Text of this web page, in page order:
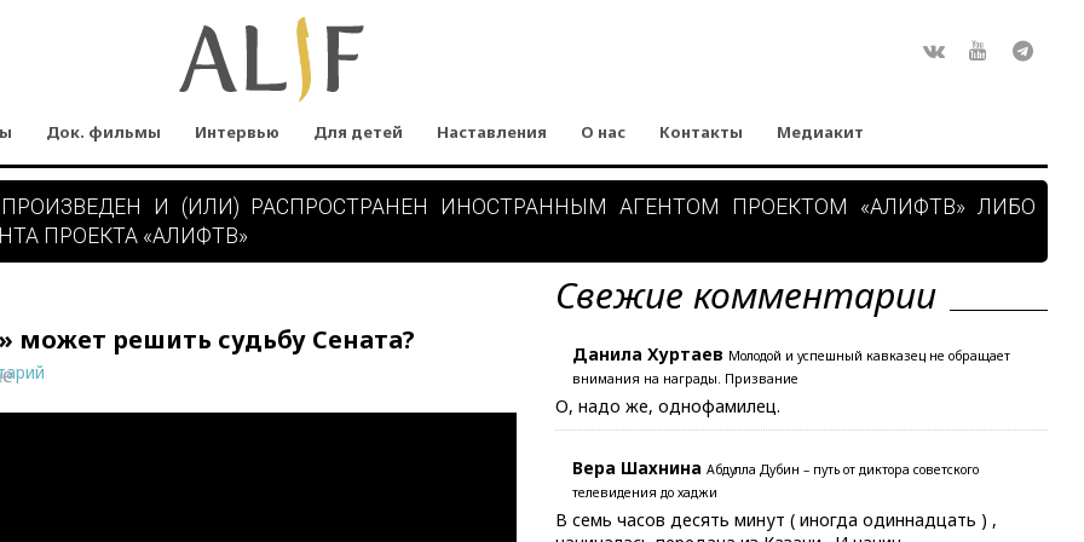
Док. фильмы Интервью Для детей Наставления О нас Контакты Медиакит
И (ИЛИ) РАСПРОСТРАНЕН ИНОСТРАННЫМ АГЕНТОМ ПРОЕКТОМ «АЛИФТВ» ЛИБО
ПРОЕКТА «АЛИФТВ»
может решить судьбу Сената?
Свежие комментарии
Данила Хуртаев Молодой и успешный кавказец не обращает
внимания на награды. Призвание
О, надо же, однофамилец.
Вера Шахнина Абдулла Дубин – путь от диктора советского
телевидения до хаджи
В семь часов десять минут ( иногда одиннадцать ) ,